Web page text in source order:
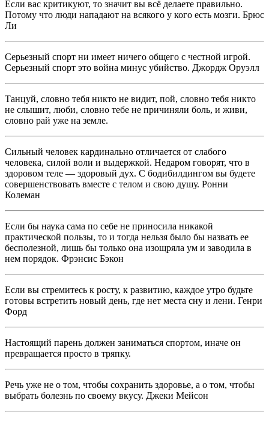
Если вас критикуют, то значит вы всё делаете правильно.
Потому что люди нападают на всякого у кого есть мозги. Брюс
Ли
Серьезный спорт ни имеет ничего общего с честной игрой.
Серьезный спорт это война минус убийство. Джордж Оруэлл
Танцуй, словно тебя никто не видит, пой, словно тебя никто
не слышит, люби, словно тебе не причиняли боль, и живи,
словно рай уже на земле.
Сильный человек кардинально отличается от слабого
человека, силой воли и выдержкой. Недаром говорят, что в
здоровом теле — здоровый дух. С бодибилдингом вы будете
совершенствовать вместе с телом и свою душу. Ронни
Колеман
Если бы наука сама по себе не приносила никакой
практической пользы, то и тогда нельзя было бы назвать ее
бесполезной, лишь бы только она изощряла ум и заводила в
нем порядок. Фрэнсис Бэкон
Если вы стремитесь к росту, к развитию, каждое утро будьте
готовы встретить новый день, где нет места сну и лени. Генри
Форд
Настоящий парень должен заниматься спортом, иначе он
превращается просто в тряпку.
Речь уже не о том, чтобы сохранить здоровье, а о том, чтобы
выбрать болезнь по своему вкусу. Джеки Мейсон